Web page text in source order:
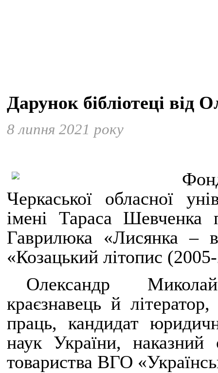
Дарунок бібліотеці від
8 липня 2021 року
Черкаської обласної
імені Тараса
Гаврилюка «Лисянка –
«Козацький літопис
Олександр
краєзнавець й
праць, кандидат
наук України, наказний
товариства ВГО